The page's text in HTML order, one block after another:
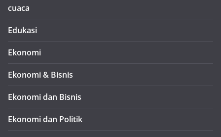
cuaca
Edukasi
Ekonomi
Ekonomi & Bisnis
Ekonomi dan Bisnis
Ekonomi dan Politik